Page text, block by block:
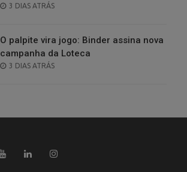
POSTED
3 DIAS ATRÁS
O palpite vira jogo: Binder assina nova
campanha da Loteca
POSTED
3 DIAS ATRÁS